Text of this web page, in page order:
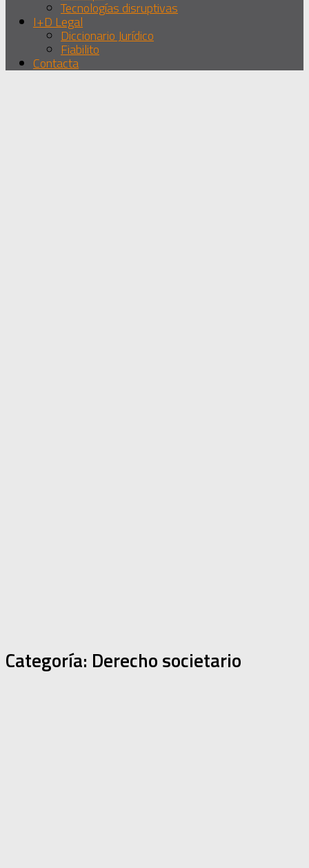
Tecnologías disruptivas
I+D Legal
Diccionario Jurídico
Fiabilito
Contacta
Categoría: Derecho societario